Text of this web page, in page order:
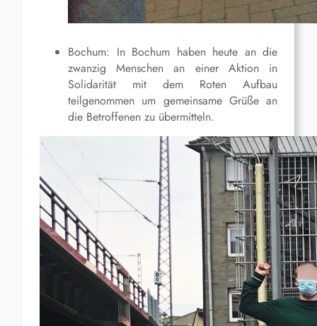
Bochum: In Bochum haben heute an die
zwanzig Menschen an einer Aktion in
Solidarität mit dem Roten Aufbau
teilgenommen um gemeinsame Grüße an
die Betroffenen zu übermitteln.